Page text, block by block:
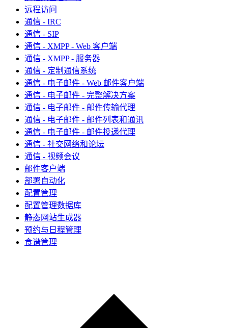
远程访问
通信 - IRC
通信 - SIP
通信 - XMPP - Web 客户端
通信 - XMPP - 服务器
通信 - 定制通信系统
通信 - 电子邮件 - Web 邮件客户端
通信 - 电子邮件 - 完整解决方案
通信 - 电子邮件 - 邮件传输代理
通信 - 电子邮件 - 邮件列表和通讯
通信 - 电子邮件 - 邮件投递代理
通信 - 社交网络和论坛
通信 - 视频会议
邮件客户端
部署自动化
配置管理
配置管理数据库
静态网站生成器
预约与日程管理
食谱管理